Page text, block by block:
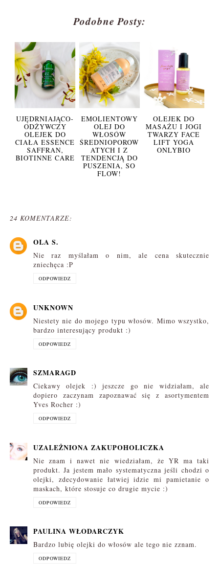
Podobne Posty:
UJĘDRNIAJĄCO-
ODŻYWCZY
OLEJEK DO
CIAŁA ESSENCE
SAFFRAN,
BIOTINNE CARE
EMOLIENTOWY
OLEJ DO
WŁOSÓW
ŚREDNIOPOROW
ATYCH I Z
TENDENCJĄ DO
PUSZENIA, SO
FLOW!
OLEJEK DO
MASAŻU I JOGI
TWARZY FACE
LIFT YOGA
ONLYBIO
24 KOMENTARZE:
OLA S.
Nie raz myślałam o nim, ale cena skutecznie
zniechęca :P
ODPOWIEDZ
UNKNOWN
Niestety nie do mojego typu włosów. Mimo wszystko,
bardzo interesujący produkt :)
ODPOWIEDZ
SZMARAGD
Ciekawy olejek :) jeszcze go nie widziałam, ale
dopiero zaczynam zapoznawać się z asortymentem
Yves Rocher :)
ODPOWIEDZ
UZALEŻNIONA ZAKUPOHOLICZKA
Nie znam i nawet nie wiedziałam, że YR ma taki
produkt. Ja jestem mało systematyczna jeśli chodzi o
olejki, zdecydowanie łatwiej idzie mi pamietanie o
maskach, które stosuje co drugie mycie :)
ODPOWIEDZ
PAULINA WŁODARCZYK
Bardzo lubię olejki do włosów ale tego nie zznam.
ODPOWIEDZ